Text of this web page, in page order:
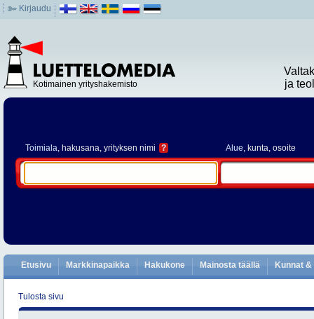
Kirjaudu
Kotimainen yrityshakemisto
ja
Toimiala, hakusana, yrityksen nimi ? Alue, kunta, osoite
Etusivu Markkinapaikka Hakukone Mainosta täällä Kunnat
Tulosta sivu